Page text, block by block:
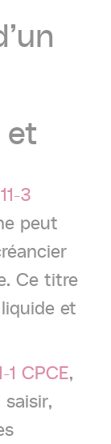
et
3
peut
Ce titre
et
1 CPCE,